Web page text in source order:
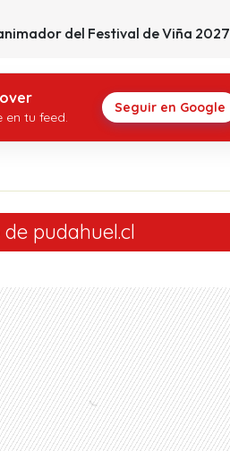
del Festival de Viña 2027
en tu feed.
Seguir en Google
de pudahuel.cl